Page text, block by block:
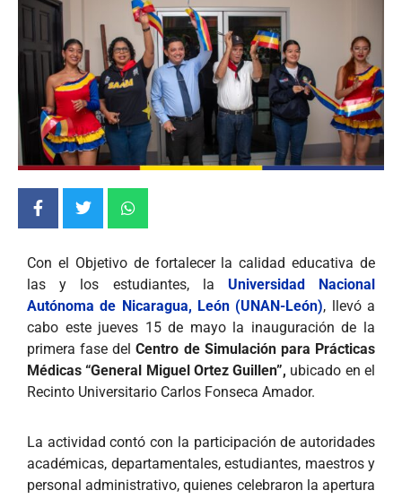
Con el Objetivo de fortalecer la calidad educativa de
las y los estudiantes, la Universidad Nacional
Autónoma de Nicaragua, León (UNAN-León), llevó a
cabo este jueves 15 de mayo la inauguración de la
primera fase delCentro de Simulación para Prácticas
Médicas “General Miguel Ortez Guillen”, ubicado en el
Recinto Universitario Carlos Fonseca Amador.
La actividad contó con la participación de autoridades
académicas, departamentales, estudiantes, maestros y
personal administrativo, quienes celebraron la apertura